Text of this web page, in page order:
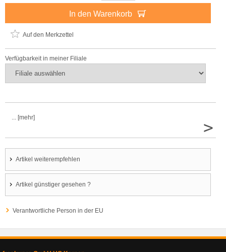
In den Warenkorb
Auf den Merkzettel
Verfügbarkeit in meiner Filiale
... [mehr]
>
Artikel weiterempfehlen
Artikel günstiger gesehen ?
Verantwortliche Person in der EU